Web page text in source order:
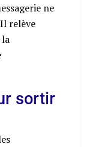
ne
relève
sortir